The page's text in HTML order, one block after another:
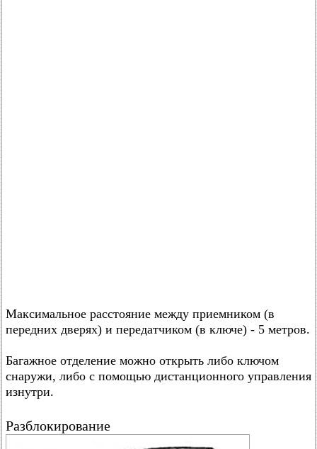
Максимальное расстояние между приемником (в
передних дверях) и передатчиком (в ключе) - 5 метров.
Багажное отделение можно открыть либо ключом
снаружи, либо с помощью дистанционного управления
изнутри.
Разблокирование